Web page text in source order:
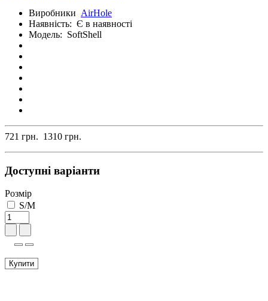
Виробники AirHole
Наявність: Є в наявності
Модель: SoftShell
721 грн. 1310 грн.
Доступні варіанти
Розмір
S/M
Купити